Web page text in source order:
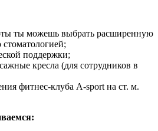
ты можешь выбрать расширенную
поддержки;
кресла (для сотрудников в
фитнес-клуба А-sport на ст. м.
: